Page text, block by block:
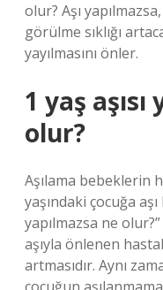
olur? Aşı
görülme sıklığı
yayılmasını önler.
1 yaş
olur?
Aşılama bebeklerin
yaşındaki çocuğa
yapılmazsa ne
aşıyla önlenen
artmasıdır. Aynı